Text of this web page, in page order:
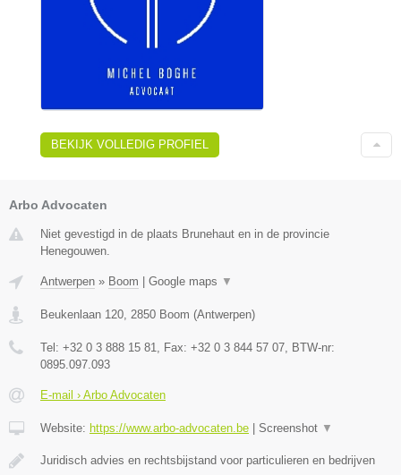
BEKIJK VOLLEDIG PROFIEL
Arbo Advocaten
Niet gevestigd in de plaats Brunehaut en in de provincie
Henegouwen.
Antwerpen » Boom | Google maps ▼
Beukenlaan 120 2850 Boom (Antwerpen)
Tel: +32 0 3 888 15 81 , Fax: +32 0 3 844 57 07 , BTW-nr:
0895.097.093
E-mail › Arbo Advocaten
Website: https://www.arbo-advocaten.be | Screenshot ▼
Juridisch advies en rechtsbijstand voor particulieren en bedrijven